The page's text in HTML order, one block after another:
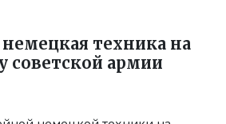
техника на
советской армии